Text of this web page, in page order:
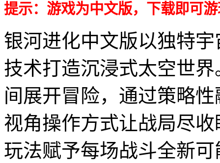
提示：游戏为中文版，下载即可
银河进化中文版以独特
技术打造沉浸式太空世
间展开冒险，通过策略
视角操作方式让战局尽
玩法赋予每场战斗全新可